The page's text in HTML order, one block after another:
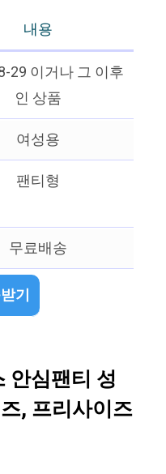
내용
29 이거나 그 이후
인 상품
여성용
팬티형
무료배송
기
안심팬티 성
, 프리사이즈